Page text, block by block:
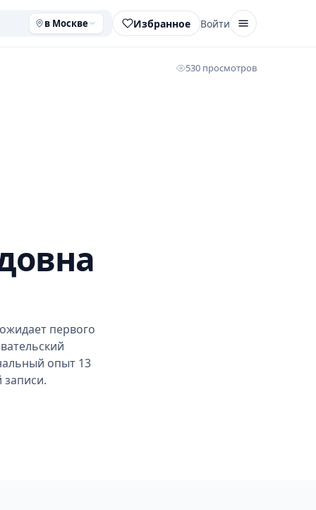
в Москве Избранное Войти
530 просмотров
первого
опыт 13